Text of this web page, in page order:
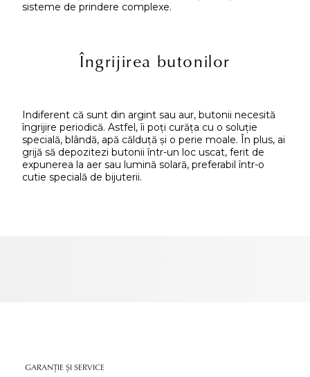
sisteme de prindere complexe.
Îngrijirea butonilor
Indiferent că sunt din argint sau aur, butonii necesită
îngrijire periodică. Astfel, îi poți curăța cu o soluție
specială, blândă, apă călduță și o perie moale. În plus, ai
grijă să depozitezi butonii într-un loc uscat, ferit de
expunerea la aer sau lumină solară, preferabil într-o
cutie specială de bijuterii.
GARANȚIE ȘI SERVICE